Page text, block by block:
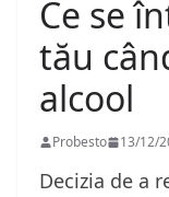
Ce se
tău
alcool
Probesto 13/12/
Decizia de a